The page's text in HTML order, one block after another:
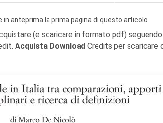
in anteprima la prima pagina di questo articolo.
(e scaricare in formato pdf)
Acquista Download Credits per scaricare